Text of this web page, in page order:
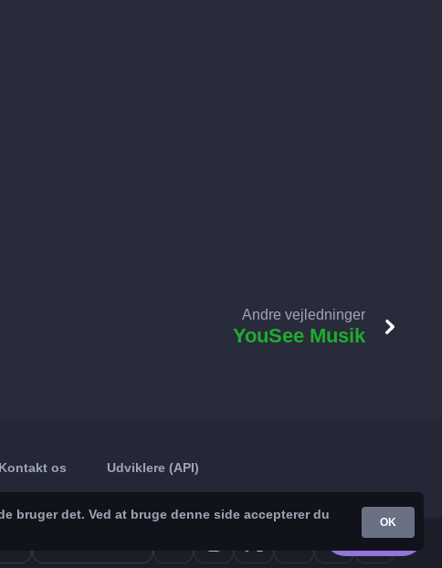
Andre vejledninger
YouSee Musik
Kontakt os Udviklere (API)
bruger det. Ved at bruge denne side accepterer du
OK